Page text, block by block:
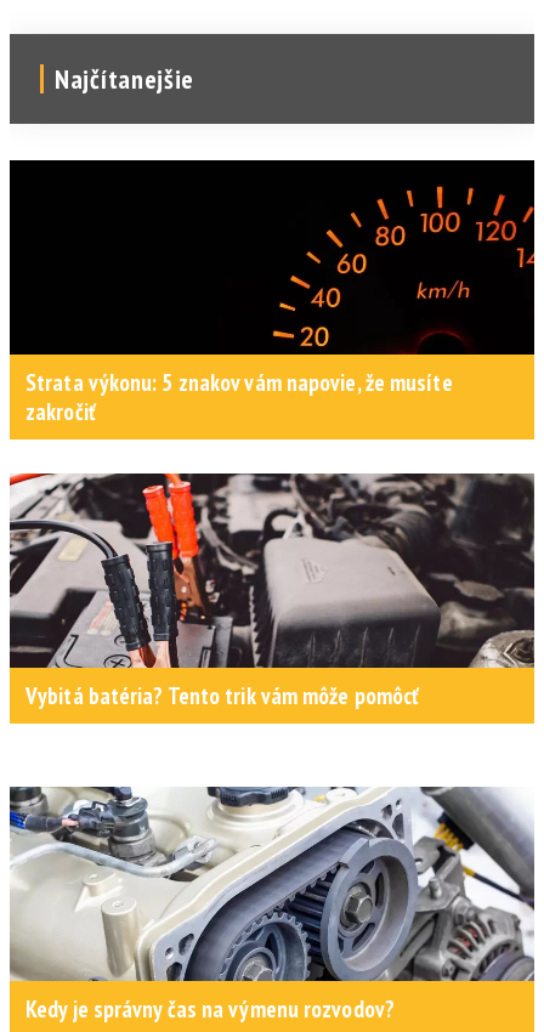
Najčítanejšie
Strata výkonu: 5 znakov vám napovie, že musíte
zakročiť
Vybitá batéria? Tento trik vám môže pomôcť
Kedy je správny čas na výmenu rozvodov?